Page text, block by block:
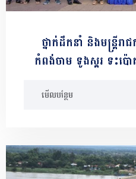
ថ្នាក់ដឹកនាំ និងមន្រ្តីរា
កំពង់ចាម ទូងស្គរ ទះប៉
មើលបន្ថែម